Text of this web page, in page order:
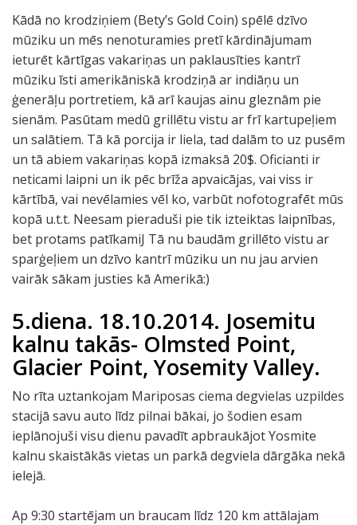
o
b
r
ī
g
a
n
d
r
ī
z
i
z
ž
i
s
.
Kādā no krodziņiem (Bety’s Gold Coin) spēlē dzīvo
mūziku un mēs nenoturamies pretī kārdinājumam
ieturēt kārtīgas vakariņas un paklausīties kantrī
mūziku īsti amerikāniskā krodziņā ar indiāņu un
ģenerāļu portretiem, kā arī kaujas ainu gleznām pie
sienām. Pasūtam medū grillētu vistu ar frī kartupeļiem
un salātiem. Tā kā porcija ir liela, tad dalām to uz pusēm
un tā abiem vakariņas kopā izmaksā 20$. Oficianti ir
neticami laipni un ik pēc brīža apvaicājas, vai viss ir
kārtībā, vai nevēlamies vēl ko, varbūt nofotografēt mūs
kopā u.t.t. Neesam pieraduši pie tik izteiktas laipnības,
bet protams patīkamiJ Tā nu baudām grillēto vistu ar
sparģeļiem un dzīvo kantrī mūziku un nu jau arvien
vairāk sākam justies kā Amerikā:)
5.diena. 18.10.2014. Josemitu
kalnu takās- Olmsted Point,
Glacier Point, Yosemity Valley.
No rīta uztankojam Mariposas ciema degvielas uzpildes
stacijā savu auto līdz pilnai bākai, jo šodien esam
ieplānojuši visu dienu pavadīt apbraukājot Yosmite
kalnu skaistākās vietas un parkā degviela dārgāka nekā
ielejā.
Ap 9:30 startējam un braucam līdz 120 km attālajam